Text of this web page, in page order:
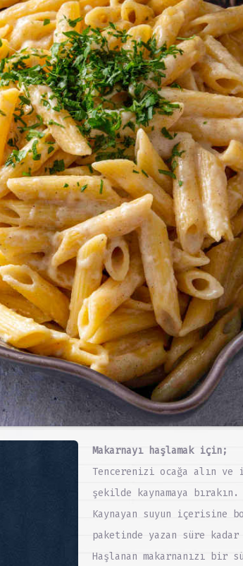
Makarnayı haşlamak için;
Tencerenizi ocağa alın ve
şekilde kaynamaya bırakın.
Kaynayan suyun içerisine
paketinde yazan süre kadar
Haşlanan makarnanızı bir